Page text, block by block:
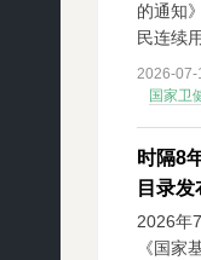
的通知
民连续
2026-07-
国家卫
时隔8
目录发
2026年
《国家